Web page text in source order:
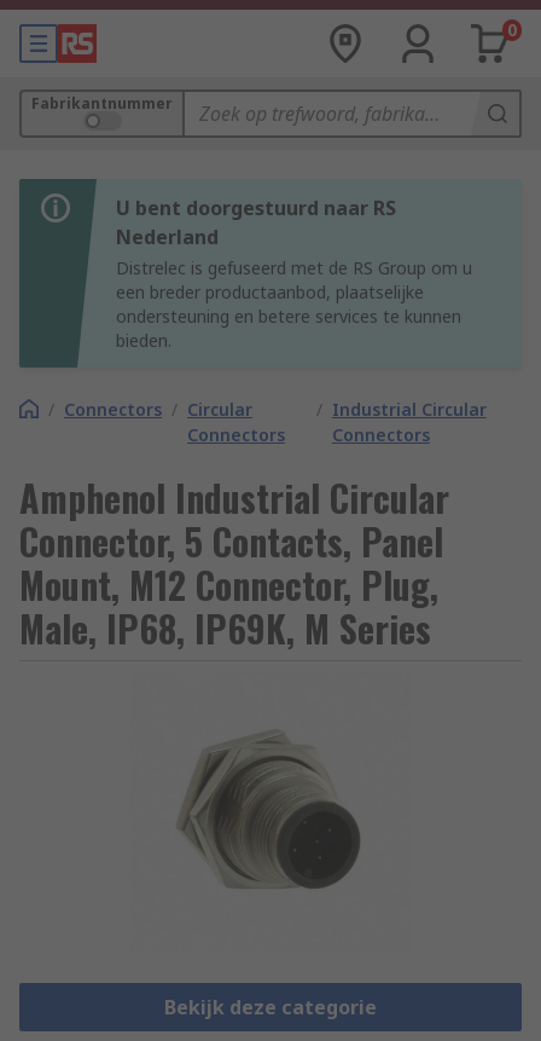
0
Fabrikantnummer
U bent doorgestuurd naar RS
Nederland
Distrelec is gefuseerd met de RS Group om u
een breder productaanbod, plaatselijke
ondersteuning en betere services te kunnen
bieden.
/ Connectors / Circular
Connectors
/ Industrial Circular
Connectors
Amphenol Industrial Circular
Connector, 5 Contacts, Panel
Mount, M12 Connector, Plug,
Male, IP68, IP69K, M Series
Bekijk deze categorie